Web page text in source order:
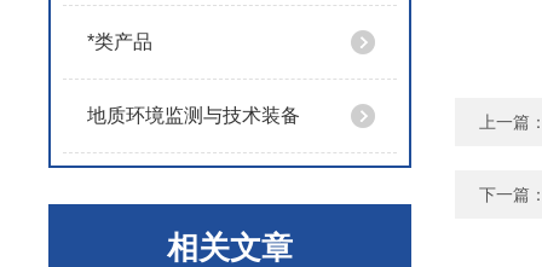
*类产品
地质环境监测与技术装备
相关文章
上一篇
下一篇